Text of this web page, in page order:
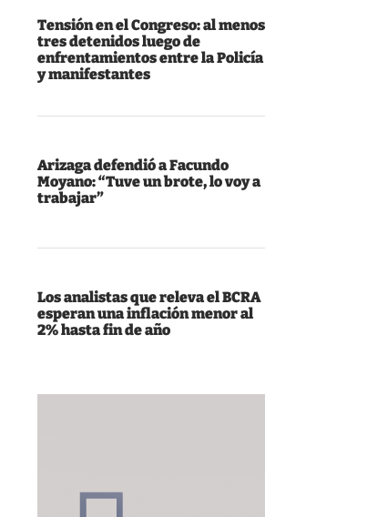
Tensión en el Congreso: al menos
tres detenidos luego de
enfrentamientos entre la Policía
y manifestantes
Arizaga defendió a Facundo
Moyano: “Tuve un brote, lo voy a
trabajar”
Los analistas que releva el BCRA
esperan una inflación menor al
2% hasta fin de año